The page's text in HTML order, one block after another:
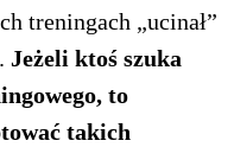
treningach „ucinał”
Jeżeli ktoś szuka
to
takich